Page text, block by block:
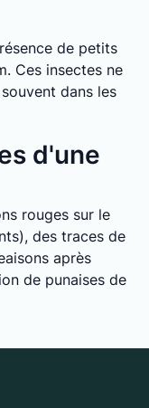
de petits
Ces insectes ne
dans les
d'une
rouges sur le
des traces de
après
de punaises de